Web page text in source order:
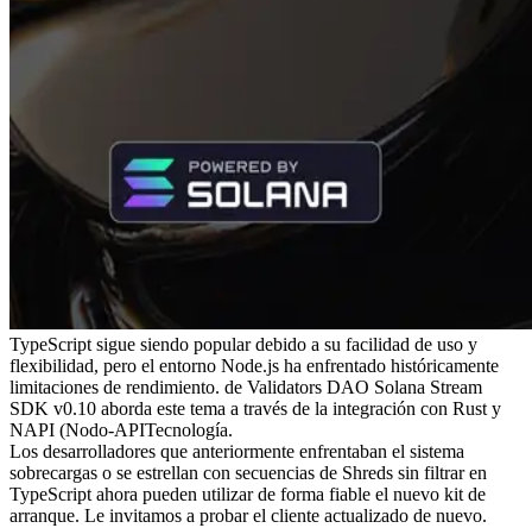
TypeScript sigue siendo popular debido a su facilidad de uso y
flexibilidad, pero el entorno Node.js ha enfrentado históricamente
limitaciones de rendimiento. de Validators DAO Solana Stream
SDK v0.10 aborda este tema a través de la integración con Rust y
NAPI (Nodo-APITecnología.
Los desarrolladores que anteriormente enfrentaban el sistema
sobrecargas o se estrellan con secuencias de Shreds sin filtrar en
TypeScript ahora pueden utilizar de forma fiable el nuevo kit de
arranque. Le invitamos a probar el cliente actualizado de nuevo.